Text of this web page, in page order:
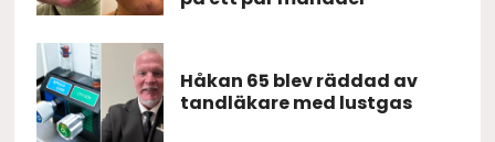
Håkan 65 blev räddad av
tandläkare med lustgas